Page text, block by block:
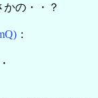
の・・？
：